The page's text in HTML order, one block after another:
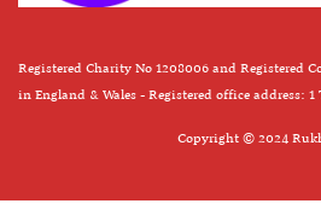
Registered Charity No 1208006 and Registered
in England & Wales - Registered office address:
Copyright © 2024